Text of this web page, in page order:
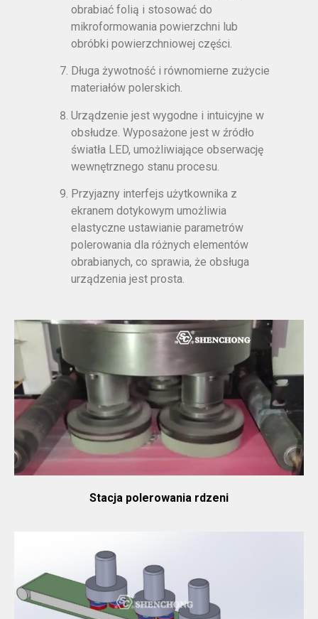
obrabiać folią i stosować do
mikroformowania powierzchni lub
obróbki powierzchniowej części.
Długa żywotność i równomierne zużycie
materiałów polerskich.
Urządzenie jest wygodne i intuicyjne w
obsłudze. Wyposażone jest w źródło
światła LED, umożliwiające obserwację
wewnętrznego stanu procesu.
Przyjazny interfejs użytkownika z
ekranem dotykowym umożliwia
elastyczne ustawianie parametrów
polerowania dla różnych elementów
obrabianych, co sprawia, że obsługa
urządzenia jest prosta.
Stacja polerowania rdzeni